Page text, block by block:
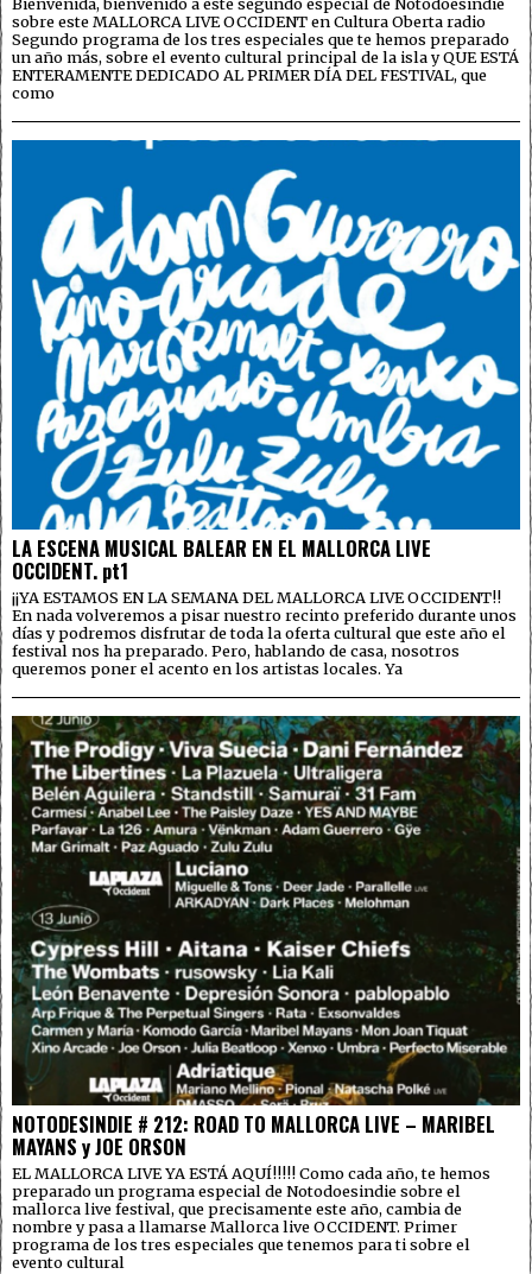
sobre este MALLORCA LIVE OCCIDENT en Cultura Oberta radio
Segundo programa de los tres especiales que te hemos preparado
un año más, sobre el evento cultural principal de la isla y QUE ESTÁ
ENTERAMENTE DEDICADO AL PRIMER DÍA DEL FESTIVAL, que
como
LA ESCENA MUSICAL BALEAR EN EL MALLORCA LIVE
OCCIDENT. pt1
¡¡YA ESTAMOS EN LA SEMANA DEL MALLORCA LIVE OCCIDENT!!
En nada volveremos a pisar nuestro recinto preferido durante unos
días y podremos disfrutar de toda la oferta cultural que este año el
festival nos ha preparado. Pero, hablando de casa, nosotros
queremos poner el acento en los artistas locales. Ya
NOTODESINDIE # 212: ROAD TO MALLORCA LIVE – MARIBEL
MAYANS y JOE ORSON
EL MALLORCA LIVE YA ESTÁ AQUÍ!!!!! Como cada año, te hemos
preparado un programa especial de Notodoesindie sobre el
mallorca live festival, que precisamente este año, cambia de
nombre y pasa a llamarse Mallorca live OCCIDENT. Primer
programa de los tres especiales que tenemos para ti sobre el
evento cultural